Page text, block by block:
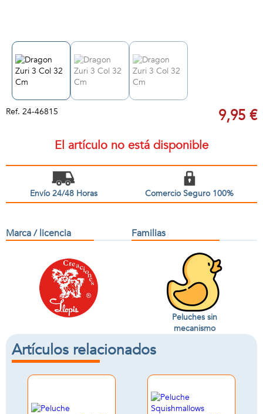
Ref. 24-46815 9,95 €
El artículo no está disponible
Envío 24/48 Horas Comercio Seguro 100%
Marca / licencia Familias
Peluches sin
mecanismo
Artículos relacionados